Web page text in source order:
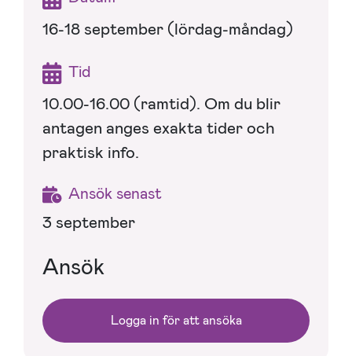
16-18 september (lördag-måndag)
Tid
10.00-16.00 (ramtid). Om du blir
antagen anges exakta tider och
praktisk info.
Ansök senast
3 september
Ansök
Logga in för att ansöka